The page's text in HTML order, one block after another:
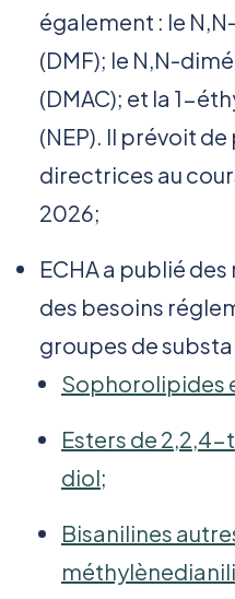
également : le
(DMF); le N,N-
(DMAC); et la 1-
(NEP). Il prévoit
directrices au
2026;
ECHA a publié
des besoins
groupes de
Sophorolipides
Esters de
diol;
Bisanilines